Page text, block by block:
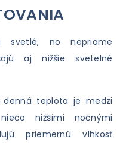
svetlé, no nepriame
aj nižšie svetelné
denná teplota je medzi
nižšími nočnými
priemernú vlhkosť